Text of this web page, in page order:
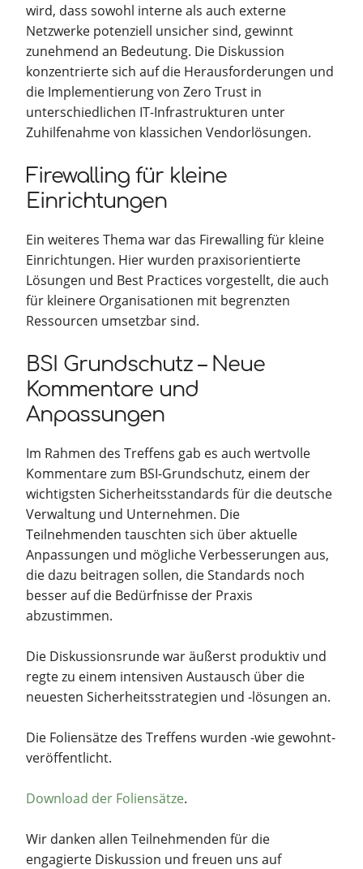
wird, dass sowohl interne als auch externe
Netzwerke potenziell unsicher sind, gewinnt
zunehmend an Bedeutung. Die Diskussion
konzentrierte sich auf die Herausforderungen und
die Implementierung von Zero Trust in
unterschiedlichen IT-Infrastrukturen unter
Zuhilfenahme von klassichen Vendorlösungen.
Firewalling für kleine
Einrichtungen
Ein weiteres Thema war das Firewalling für kleine
Einrichtungen. Hier wurden praxisorientierte
Lösungen und Best Practices vorgestellt, die auch
für kleinere Organisationen mit begrenzten
Ressourcen umsetzbar sind.
BSI Grundschutz – Neue
Kommentare und
Anpassungen
Im Rahmen des Treffens gab es auch wertvolle
Kommentare zum BSI-Grundschutz, einem der
wichtigsten Sicherheitsstandards für die deutsche
Verwaltung und Unternehmen. Die
Teilnehmenden tauschten sich über aktuelle
Anpassungen und mögliche Verbesserungen aus,
die dazu beitragen sollen, die Standards noch
besser auf die Bedürfnisse der Praxis
abzustimmen.
Die Diskussionsrunde war äußerst produktiv und
regte zu einem intensiven Austausch über die
neuesten Sicherheitsstrategien und -lösungen an.
Die Foliensätze des Treffens wurden -wie gewohnt-
veröffentlicht.
Download der Foliensätze.
Wir danken allen Teilnehmenden für die
engagierte Diskussion und freuen uns auf